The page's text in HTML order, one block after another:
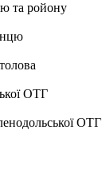
та ройону
ОТГ
ОТГ